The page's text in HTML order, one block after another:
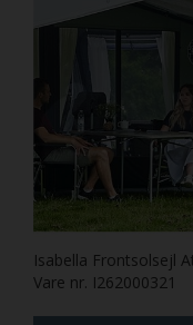
Isabella Frontsolsejl
Vare nr. I262000321